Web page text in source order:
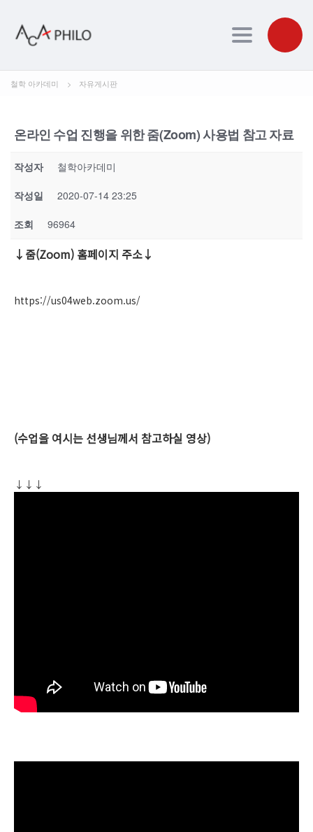
Toggle
철학 아카데미 > 자유게시판
온라인 수업 진행을 위한 줌(Zoom) 사용법 참고 자료
작성자 철학아카데미
작성일 2020-07-14 23:25
조회 96964
↓줌(Zoom) 홈페이지 주소↓
https://us04web.zoom.us/
(수업을 여시는 선생님께서 참고하실 영상)
↓↓↓